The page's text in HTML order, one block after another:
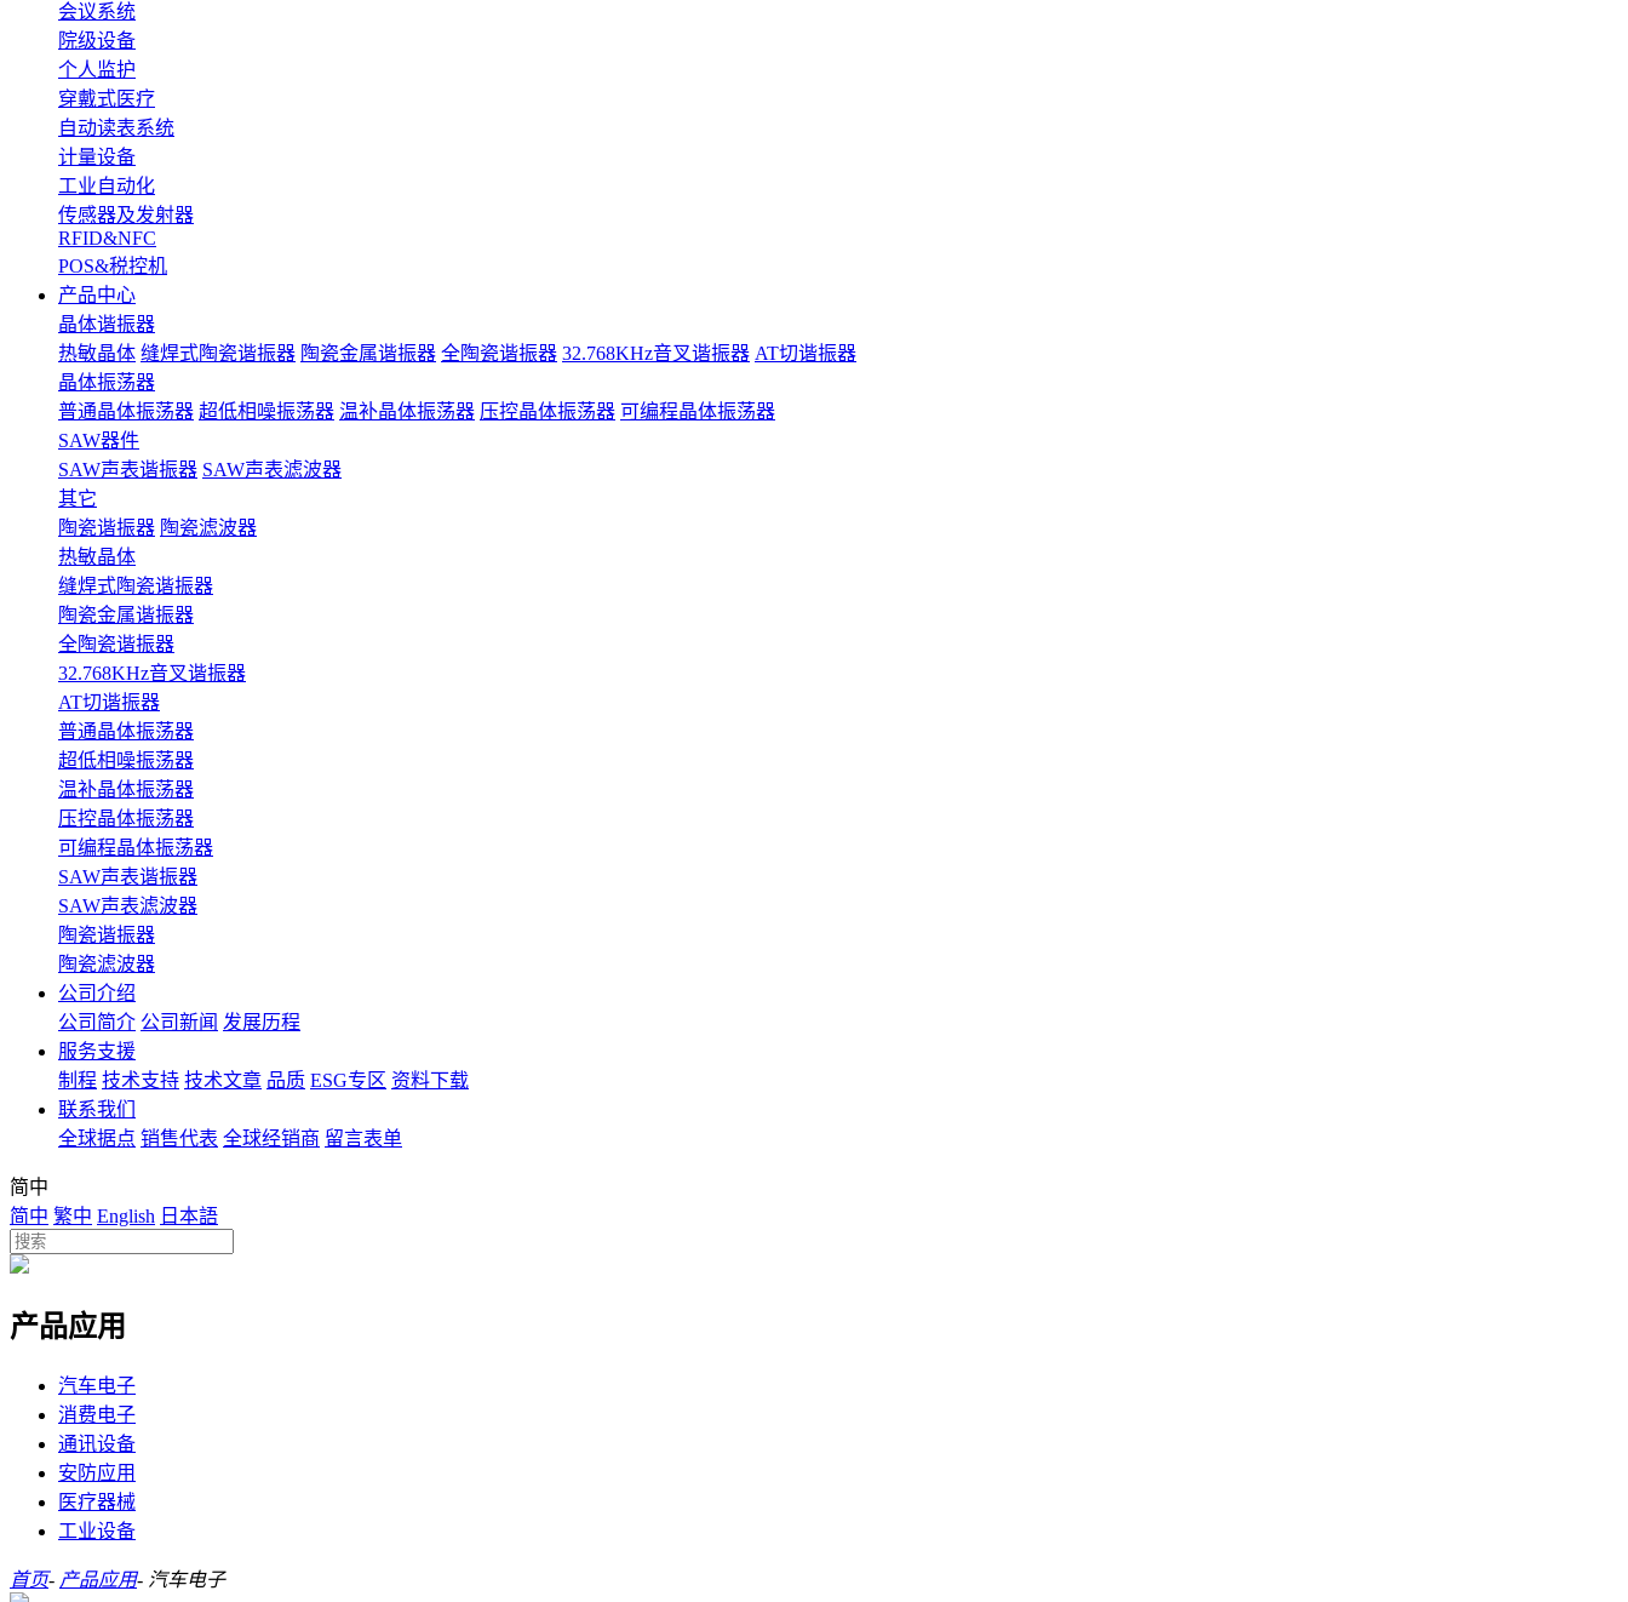
会议系统
院级设备
个人监护
穿戴式医疗
自动读表系统
计量设备
工业自动化
传感器及发射器
RFID&NFC
POS&税控机
产品中心
晶体谐振器
热敏晶体 缝焊式陶瓷谐振器 陶瓷金属谐振器 全陶瓷谐振器 32.768KHz音叉谐振器 AT切谐振器
晶体振荡器
普通晶体振荡器 超低相噪振荡器 温补晶体振荡器 压控晶体振荡器 可编程晶体振荡器
SAW器件
SAW声表谐振器 SAW声表滤波器
其它
陶瓷谐振器 陶瓷滤波器
热敏晶体
缝焊式陶瓷谐振器
陶瓷金属谐振器
全陶瓷谐振器
32.768KHz音叉谐振器
AT切谐振器
普通晶体振荡器
超低相噪振荡器
温补晶体振荡器
压控晶体振荡器
可编程晶体振荡器
SAW声表谐振器
SAW声表滤波器
陶瓷谐振器
陶瓷滤波器
公司介绍
公司简介 公司新闻 发展历程
服务支援
制程 技术支持 技术文章 品质 ESG专区 资料下载
联系我们
全球据点 销售代表 全球经销商 留言表单
简中
简中 繁中 English 日本語
产品应用
汽车电子
消费电子
通讯设备
安防应用
医疗器械
工业设备
首页- 产品应用- 汽车电子